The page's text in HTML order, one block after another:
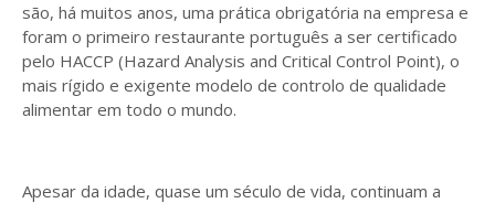
são, há muitos anos, uma prática obrigatória na empresa e
foram o primeiro restaurante português a ser certificado
pelo HACCP (Hazard Analysis and Critical Control Point), o
mais rígido e exigente modelo de controlo de qualidade
alimentar em todo o mundo.
Apesar da idade, quase um século de vida, continuam a